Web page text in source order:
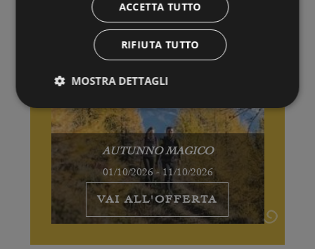
AUTUNNO MAGICO
01/10/2026 - 11/10/2026
VAI ALL'OFFERTA
ACCETTA TUTTO
RIFIUTA TUTTO
MOSTRA DETTAGLI